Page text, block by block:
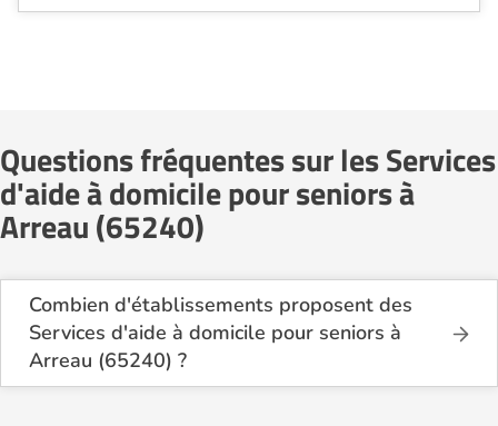
Questions fréquentes sur les Services
d'aide à domicile pour seniors à
Arreau (65240)
Combien d'établissements proposent des
Services d'aide à domicile pour seniors à
Arreau (65240) ?
Sur le site Logement-seniors.com, on recense